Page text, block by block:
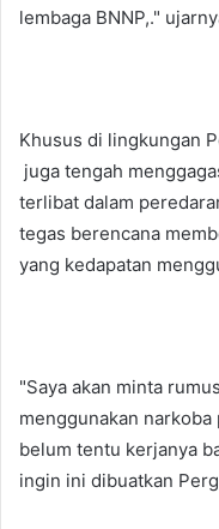
lembaga BNNP,."
Khusus di lingkungan
juga tengah
terlibat dalam
tegas berencana
yang kedapatan
"Saya akan minta
menggunakan
belum tentu kerjanya
ingin ini dibuatkan